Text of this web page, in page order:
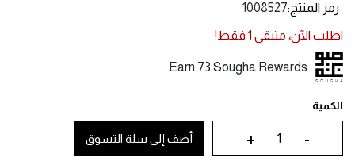
رمز المنتج 1008527
اطلب الآن، متبقي 1 فقط!
Earn 73 Sougha Rewards
الكمية
-
+ أضف إلى سلة التسوق